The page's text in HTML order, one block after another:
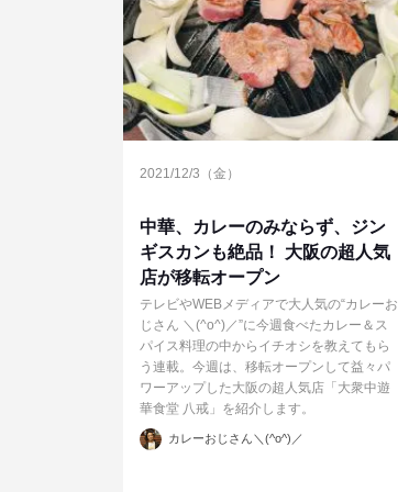
2021/12/3（金）
中華、カレーのみならず、ジン
ギスカンも絶品！ 大阪の超人気
店が移転オープン
テレビやWEBメディアで大人気の“カレーお
じさん ＼(^o^)／”に今週食べたカレー＆ス
パイス料理の中からイチオシを教えてもら
う連載。今週は、移転オープンして益々パ
ワーアップした大阪の超人気店「大衆中遊
華食堂 八戒」を紹介します。
投
稿
カレーおじさん＼(^o^)／